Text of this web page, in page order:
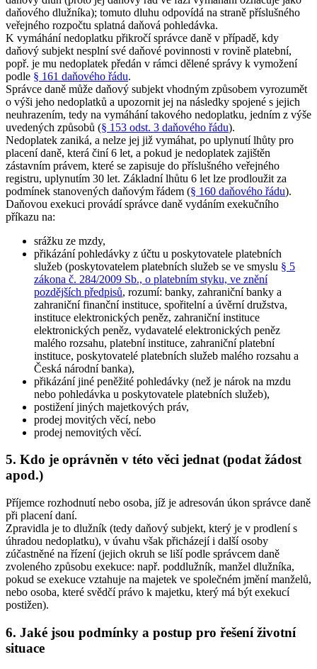
daňového dlužníka); tomuto dluhu odpovídá na straně příslušného
veřejného rozpočtu splatná daňová pohledávka.
K vymáhání nedoplatku přikročí správce daně v případě, kdy
daňový subjekt nesplní své daňové povinnosti v rovině platební,
popř. je mu nedoplatek předán v rámci dělené správy k vymožení
podle § 161 daňového řádu.
Správce daně může daňový subjekt vhodným způsobem vyrozumět
o výši jeho nedoplatků a upozornit jej na následky spojené s jejich
neuhrazením, tedy na vymáhání takového nedoplatku, jedním z výše
uvedených způsobů (§ 153 odst. 3 daňového řádu).
Nedoplatek zaniká, a nelze jej již vymáhat, po uplynutí lhůty pro
placení daně, která činí 6 let, a pokud je nedoplatek zajištěn
zástavním právem, které se zapisuje do příslušného veřejného
registru, uplynutím 30 let. Základní lhůtu 6 let lze prodloužit za
podmínek stanovených daňovým řádem (§ 160 daňového řádu).
Daňovou exekuci provádí správce daně vydáním exekučního
příkazu na:
srážku ze mzdy,
přikázání pohledávky z účtu u poskytovatele platebních
služeb (poskytovatelem platebních služeb se ve smyslu § 5
zákona č. 284/2009 Sb., o platebním styku, ve znění
pozdějších předpisů, rozumí: banky, zahraniční banky a
zahraniční finanční instituce, spořitelní a úvěrní družstva,
instituce elektronických peněz, zahraniční instituce
elektronických peněz, vydavatelé elektronických peněz
malého rozsahu, platební instituce, zahraniční platební
instituce, poskytovatelé platebních služeb malého rozsahu a
Česká národní banka),
přikázání jiné peněžité pohledávky (než je nárok na mzdu
nebo pohledávka u poskytovatele platebních služeb),
postižení jiných majetkových práv,
prodej movitých věcí, nebo
prodej nemovitých věcí.
5. Kdo je oprávněn v této věci jednat (podat žádost
apod.)
Příjemce rozhodnutí nebo osoba, jíž je adresován úkon správce daně
při placení daní.
Zpravidla je to dlužník (tedy daňový subjekt, který je v prodlení s
úhradou nedoplatku), v úvahu však přicházejí i další osoby
zúčastněné na řízení (jejich okruh se liší podle správcem daně
zvoleného způsobu exekuce: např. poddlužník, manžel dlužníka,
pokud se exekuce vztahuje na majetek ve společném jmění manželů,
nebo osoba, které svědčí právo k majetku, který má být exekucí
postižen).
6. Jaké jsou podmínky a postup pro řešení životní
situace